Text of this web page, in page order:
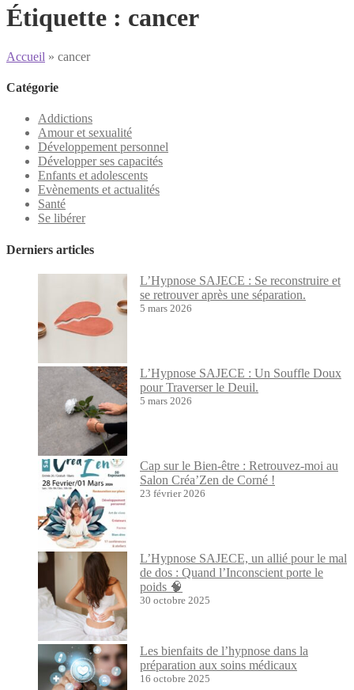
Étiquette : cancer
Accueil » cancer
Catégorie
Addictions
Amour et sexualité
Développement personnel
Développer ses capacités
Enfants et adolescents
Evènements et actualités
Santé
Se libérer
Derniers articles
L’Hypnose SAJECE : Se reconstruire et
se retrouver après une séparation.
5 mars 2026
L’Hypnose SAJECE : Un Souffle Doux
pour Traverser le Deuil.
5 mars 2026
Cap sur le Bien-être : Retrouvez-moi au
Salon Créa’Zen de Corné !
23 février 2026
L’Hypnose SAJECE, un allié pour le mal
de dos : Quand l’Inconscient porte le
poids 🧠
30 octobre 2025
Les bienfaits de l’hypnose dans la
préparation aux soins médicaux
16 octobre 2025